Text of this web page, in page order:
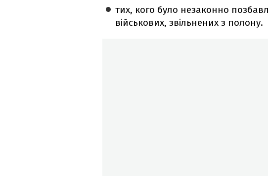
тих, кого було незаконно
військових, звільнених з полону.